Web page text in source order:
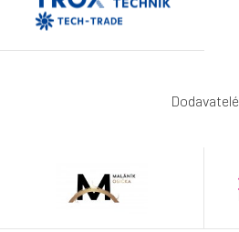
Dodavatelé